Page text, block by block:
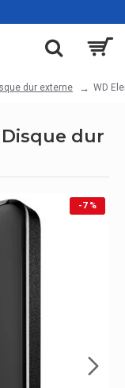
dur externe WD
dur
-7 %